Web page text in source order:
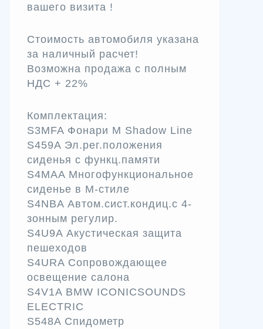
вашего визита !
Стоимость автомобиля указана
за наличный расчет!
Возможна продажа с полным
НДС + 22%
Комплектация:
S3MFA Фонари М Shadow Line
S459A Эл.рег.положения
сиденья с функц.памяти
S4MAA Многофункциональное
сиденье в M-стиле
S4NBA Автом.сист.кондиц.с 4-
зонным регулир.
S4U9A Акустическая защита
пешеходов
S4URA Сопровождающее
освещение салона
S4V1A BMW ICONICSOUNDS
ELECTRIC
S548A Спидометр